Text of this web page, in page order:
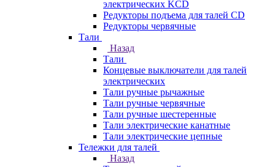
электрических KCD
Редукторы подъема для талей CD
Редукторы червячные
Тали
Назад
Тали
Концевые выключатели для талей
электрических
Тали ручные рычажные
Тали ручные червячные
Тали ручные шестеренные
Тали электрические канатные
Тали электрические цепные
Тележки для талей
Назад